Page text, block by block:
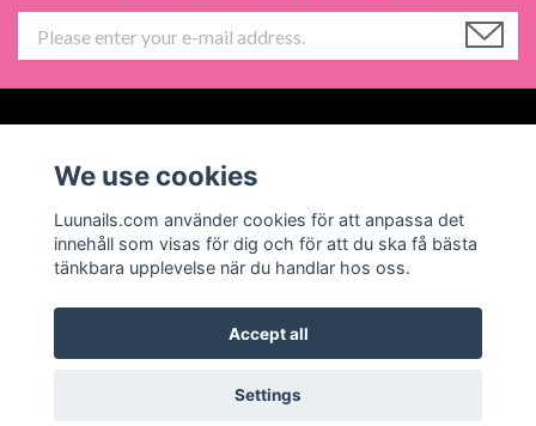
Social Media
© 2026 LuunailsPowered by Quickbutik
We use cookies
Luunails.com använder cookies för att anpassa det
innehåll som visas för dig och för att du ska få bästa
tänkbara upplevelse när du handlar hos oss.
Accept all
Settings